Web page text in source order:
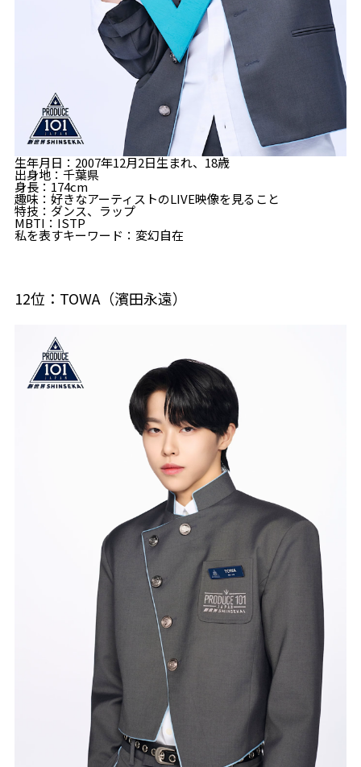
生年月日：2007年12月2日生まれ、18歳
出身地：千葉県
身長：174cm
趣味：好きなアーティストのLIVE映像を見ること
特技：ダンス、ラップ
MBTI：ISTP
私を表すキーワード：変幻自在
12位：TOWA（濱田永遠）